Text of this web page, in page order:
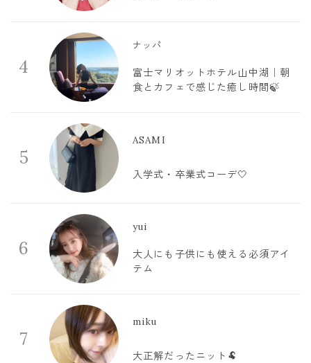
4
ナッパ
富士マリオットホテル山中湖｜朝
食とカフェで感じた癒し時間🍃
5
ASAMI
入学式・卒業式コーデ🤍
6
yui
大人にも子供にも使える必須アイ
テム
7
miku
大正解だったニット🐏